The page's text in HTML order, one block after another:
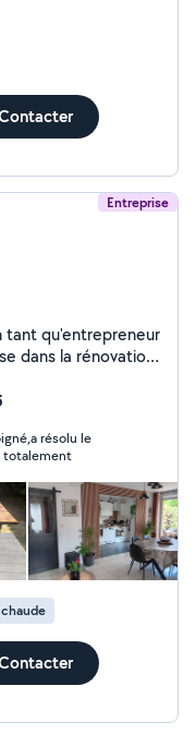
Entreprise
tant qu'entrepreneur
dans la rénovation
méticuleuse à
résolu le
totalement